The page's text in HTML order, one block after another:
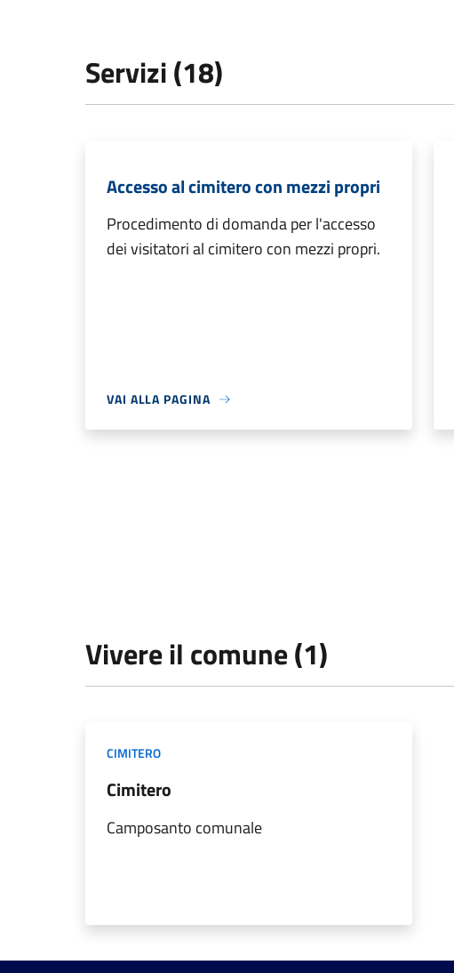
Servizi (18)
Accesso al cimitero con mezzi propri
Procedimento di domanda per l'accesso
dei visitatori al cimitero con mezzi propri.
VAI ALLA PAGINA
Vivere il comune (1)
CIMITERO
Cimitero
Camposanto comunale